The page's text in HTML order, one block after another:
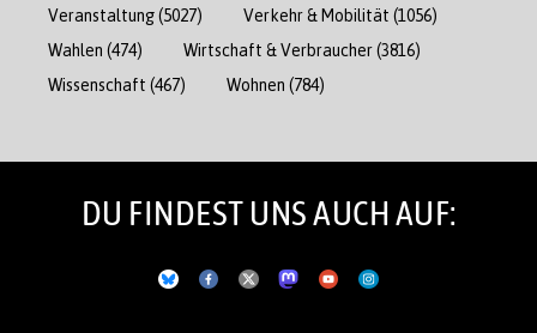
Veranstaltung(5027) Verkehr & Mobilität (1056)
Wahlen (474) Wirtschaft & Verbraucher(3816)
Wissenschaft (467) Wohnen (784)
DU FINDEST UNS AUCH AUF: